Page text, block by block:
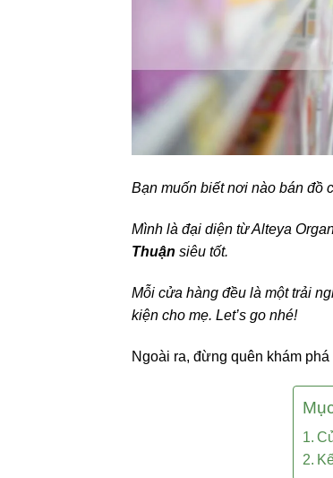
Bạn muốn biết nơi nào bán đồ
Mình là đại diện từ Alteya
Thuận siêu tốt.
Mỗi cửa hàng đều là một trải
kiện cho mẹ. Let’s go nhé!
Ngoài ra, đừng quên khám phá